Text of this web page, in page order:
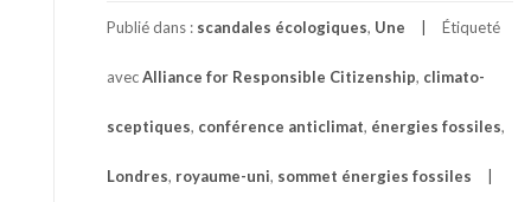
Publié dans : scandales écologiques, Une Étiqueté
avecAlliance for Responsible Citizenship, climato-
sceptiques, conférence anticlimat, énergies fossiles,
Londres, royaume-uni, sommet énergies fossiles